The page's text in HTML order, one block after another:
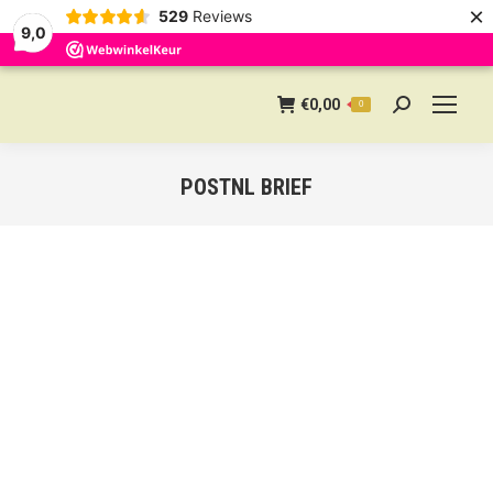
9,0
529 Reviews ×
€0,00 0 Search:
POSTNL BRIEF